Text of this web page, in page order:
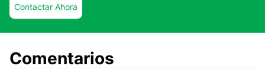
Contactar Ahora
Comentarios